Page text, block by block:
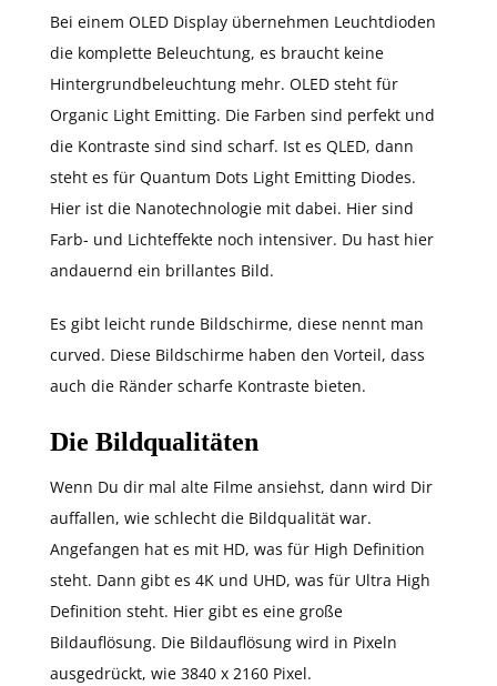
Bei einem OLED Display übernehmen Leuchtdioden
die komplette Beleuchtung, es braucht keine
Hintergrundbeleuchtung mehr. OLED steht für
Organic Light Emitting. Die Farben sind perfekt und
die Kontraste sind sind scharf. Ist es QLED, dann
steht es für Quantum Dots Light Emitting Diodes.
Hier ist die Nanotechnologie mit dabei. Hier sind
Farb- und Lichteffekte noch intensiver. Du hast hier
andauernd ein brillantes Bild.
Es gibt leicht runde Bildschirme, diese nennt man
curved. Diese Bildschirme haben den Vorteil, dass
auch die Ränder scharfe Kontraste bieten.
Die Bildqualitäten
Wenn Du dir mal alte Filme ansiehst, dann wird Dir
auffallen, wie schlecht die Bildqualität war.
Angefangen hat es mit HD, was für High Definition
steht. Dann gibt es 4K und UHD, was für Ultra High
Definition steht. Hier gibt es eine große
Bildauflösung. Die Bildauflösung wird in Pixeln
ausgedrückt, wie 3840 x 2160 Pixel.